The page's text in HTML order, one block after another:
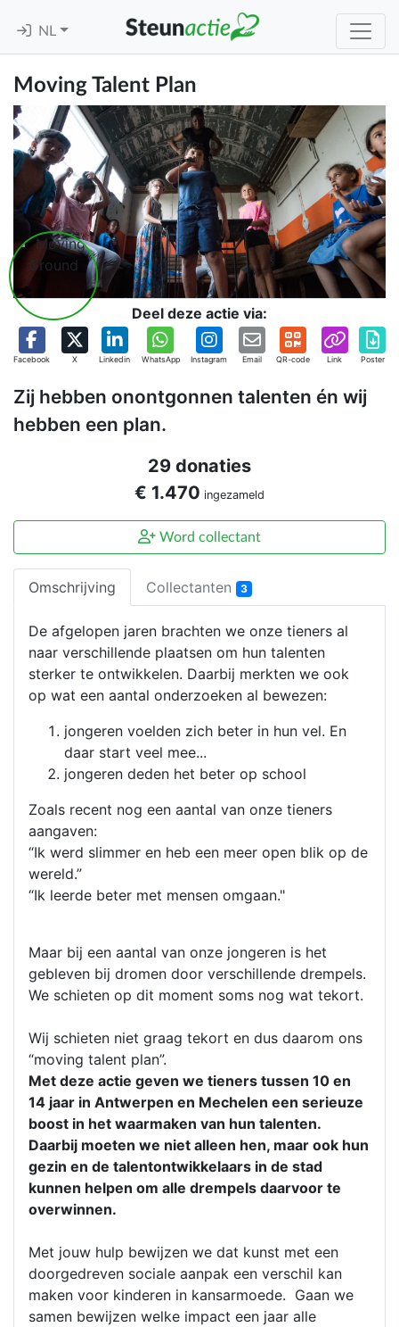
NL
Moving Talent Plan
Deel deze actie via:
Facebook X Linkedin WhatsApp Instagram Email QR-code Link Poster
Zij hebben onontgonnen talenten én wij
hebben een plan.
29 donaties
€ 1.470 ingezameld
Word collectant
Omschrijving Collectanten 3
De afgelopen jaren brachten we onze tieners al
naar verschillende plaatsen om hun talenten
sterker te ontwikkelen. Daarbij merkten we ook
op wat een aantal onderzoeken al bewezen:
jongeren voelden zich beter in hun vel. En
daar start veel mee...
jongeren deden het beter op school
Zoals recent nog een aantal van onze tieners
aangaven:
“Ik werd slimmer en heb een meer open blik op de
wereld.”
“Ik leerde beter met mensen omgaan."
Maar bij een aantal van onze jongeren is het
gebleven bij dromen door verschillende drempels.
We schieten op dit moment soms nog wat tekort.
Wij schieten niet graag tekort en dus daarom ons
“moving talent plan”.
Met deze actie geven we tieners tussen 10 en
14 jaar in Antwerpen en Mechelen een serieuze
boost in het waarmaken van hun talenten.
Daarbij moeten we niet alleen hen, maar ook hun
gezin en de talentontwikkelaars in de stad
kunnen helpen om alle drempels daarvoor te
overwinnen.
Met jouw hulp bewijzen we dat kunst met een
doorgedreven sociale aanpak een verschil kan
maken voor kinderen in kansarmoede. Gaan we
samen bewijzen welke impact een jaar alle